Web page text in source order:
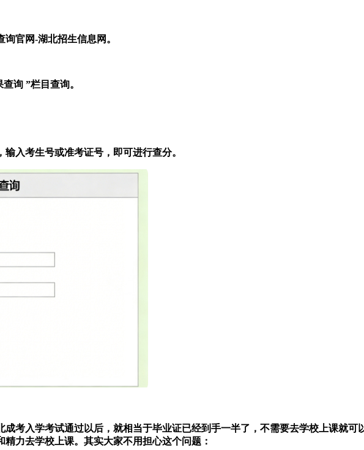
官网-湖北招生信息网。
询 ”栏目查询。
入考生号或准考证号，即可进行查分。
考入学考试通过以后，就相当于毕业证已经到手一半了，不需要去学校上课就可
力去学校上课。其实大家不用担心这个问题：